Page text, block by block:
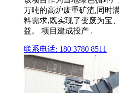
万吨的高炉废重矿渣,同时
料需求,既实现了变废为宝
益。 项目建成投产 .
联系电话: 180 3780 8511